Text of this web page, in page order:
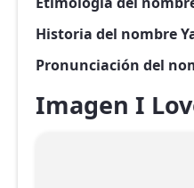
Historia del nombre
Pronunciación del
Imagen I